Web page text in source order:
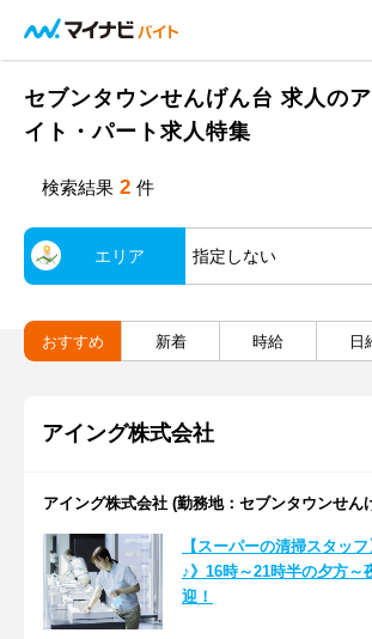
セブンタウンせんげん台 求人の
イト・パート求人特集
検索結果 2 件
エリア 指定しない
おすすめ 新着 時給 日
アイング株式会社
アイング株式会社 (勤務地：セブンタウンせん
【スーパーの清掃スタッ
♪》16時～21時半の夕方
迎！